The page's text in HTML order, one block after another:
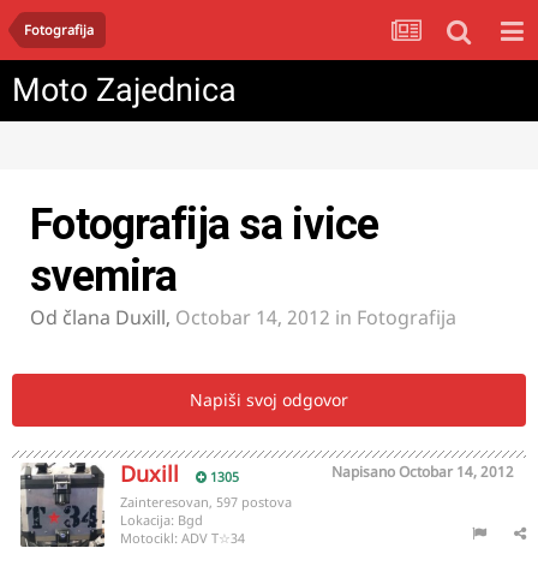
Fotografija
Moto Zajednica
Fotografija sa ivice
svemira
Od člana Duxill, Octobar 14, 2012 in Fotografija
Napiši svoj odgovor
Duxill 1305 NapisanoOctobar 14, 2012
Zainteresovan, 597 postova
Lokacija: Bgd
Motocikl: ADV T☆34